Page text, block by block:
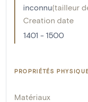
inconnu(tailleur
Creation date
1401 - 1500
PROPRIÉTÉS
Matériaux